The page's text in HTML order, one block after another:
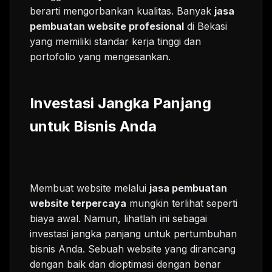
berarti mengorbankan kualitas. Banyak jasa
pembuatan website profesional di Bekasi
yang memiliki standar kerja tinggi dan
portofolio yang mengesankan.
Investasi Jangka Panjang
untuk Bisnis Anda
Membuat website melalui jasa pembuatan
website terpercaya mungkin terlihat seperti
biaya awal. Namun, lihatlah ini sebagai
investasi jangka panjang untuk pertumbuhan
bisnis Anda. Sebuah website yang dirancang
dengan baik dan dioptimasi dengan benar